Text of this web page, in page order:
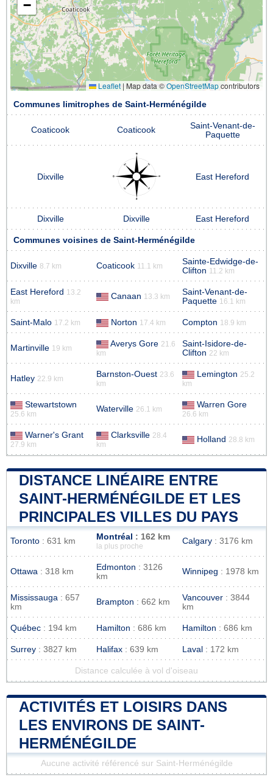
−
Leaflet | Map data ©OpenStreetMapcontributors
Communes limitrophes de Saint-Herménégilde
Coaticook Coaticook
Saint-Venant-de-
Paquette
Dixville East Hereford
Dixville Dixville East Hereford
Communes voisines de Saint-Herménégilde
Dixville 8.7 km Coaticook 11.1 km
Sainte-Edwidge-de-
Clifton 11.2 km
East Hereford 13.2
km
Canaan 13.3 km
Saint-Venant-de-
Paquette 16.1 km
Saint-Malo 17.2 km Norton 17.4 km Compton 18.9 km
Martinville 19 km Averys Gore 21.6
km
Saint-Isidore-de-
Clifton 22 km
Hatley 22.9 km Barnston-Ouest 23.6
km
Lemington 25.2
km
Stewartstown
25.6 km
Waterville 26.1 km Warren Gore
26.6 km
Warner's Grant
27.9 km
Clarksville 28.4
km
Holland 28.8 km
DISTANCE LINÉAIRE ENTRE
SAINT-HERMÉNÉGILDE ET LES
PRINCIPALES VILLES DU PAYS
Toronto : 631 km Montréal : 162 km
la plus proche
Calgary : 3176 km
Ottawa : 318 km Edmonton : 3126
km
Winnipeg : 1978 km
Mississauga : 657
km
Brampton : 662 km Vancouver : 3844
km
Québec : 194 km Hamilton : 686 km Hamilton : 686 km
Surrey : 3827 km Halifax : 639 km Laval : 172 km
Distance calculée à vol d'oiseau
ACTIVITÉS ET LOISIRS DANS
LES ENVIRONS DE SAINT-
HERMÉNÉGILDE
Aucune activité référencé sur Saint-Herménégilde